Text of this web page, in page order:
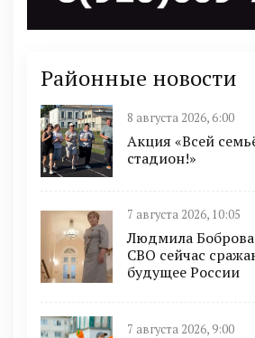
Районные новости
8 августа 2026, 6:00
Акция «Всей
стадион!»
7 августа 2026, 10:05
Людмила
СВО сейчас
будущее России
7 августа 2026, 9:00